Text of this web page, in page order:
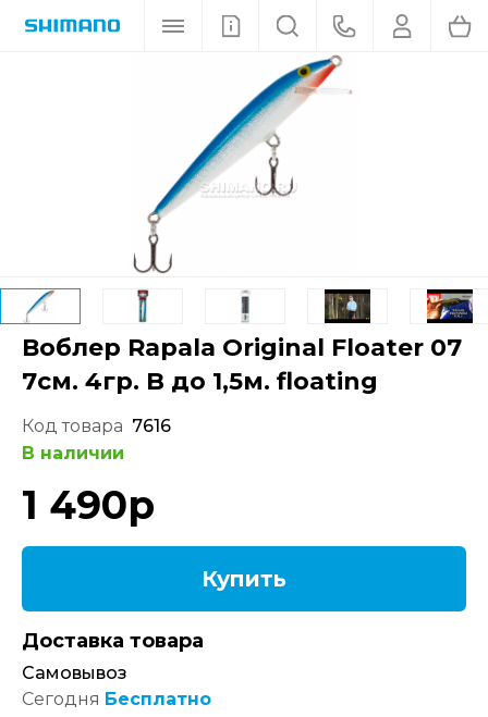
Воблер Rapala Original Floater 07
7см. 4гр. B до 1,5м. floating
Код товара 7616
В наличии
1 490р
Купить
Доставка товара
Самовывоз
Сегодня Бесплатно